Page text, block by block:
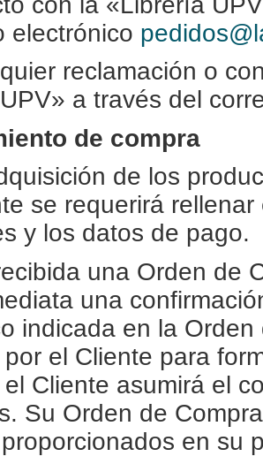
electrónico
reclamación o
a través del
de compra
de los
se requerirá
y los datos de pago.
una Orden de
una
indicada en la
el Cliente para
Cliente asumirá el
Su Orden de
en su